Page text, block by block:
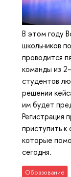
В этом году
школьников
проводится
команды из
студентов
решении
им будет
Регистрация
приступить
которые
сегодня.
Образование